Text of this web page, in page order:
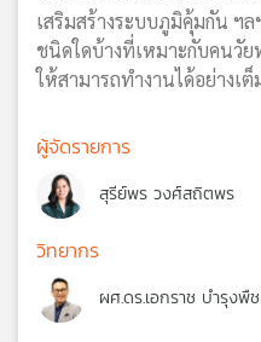
เสริมสร้างระบบภูมิคุ้มกัน ฯ
ชนิดใดบ้างที่เหมาะกับคนวัย
ให้สามารถทำงานได้อย่างเ
ผู้จัดรายการ
สุรีย์พร วงศ์สถิตพร
วิทยากร
ผศ.ดร.เอกราช บำรุงพื